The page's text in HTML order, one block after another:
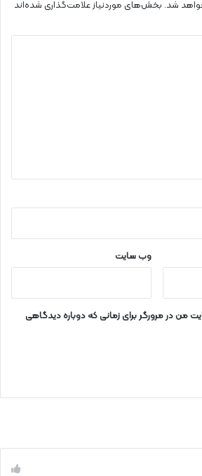
شد. بخش‌های موردنیاز علامت‌گذاری شده‌اند
وب‌ سایت
من در مرورگر برای زمانی که دوباره دیدگاهی